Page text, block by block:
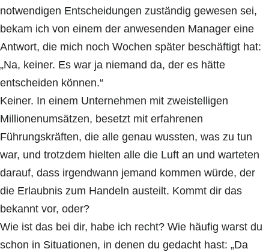
notwendigen Entscheidungen zuständig gewesen sei,
bekam ich von einem der anwesenden Manager eine
Antwort, die mich noch Wochen später beschäftigt hat:
„Na, keiner. Es war ja niemand da, der es hätte
entscheiden können.“
Keiner. In einem Unternehmen mit zweistelligen
Millionenumsätzen, besetzt mit erfahrenen
Führungskräften, die alle genau wussten, was zu tun
war, und trotzdem hielten alle die Luft an und warteten
darauf, dass irgendwann jemand kommen würde, der
die Erlaubnis zum Handeln austeilt. Kommt dir das
bekannt vor, oder?
Wie ist das bei dir, habe ich recht? Wie häufig warst du
schon in Situationen, in denen du gedacht hast: „Da